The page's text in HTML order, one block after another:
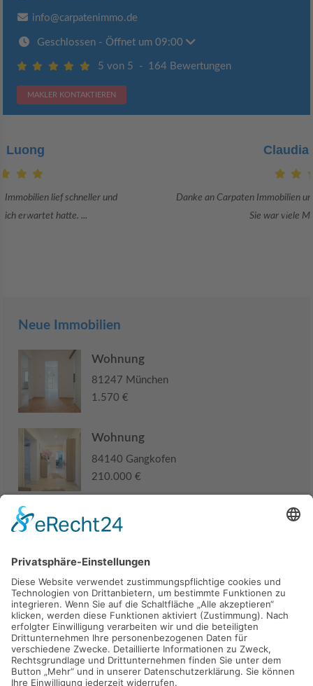
info@carpatenimmo.de
Geschlossen - Öffnet um 09:00
5 von 5 - 164 Bewertungen
MAKLER KONTAKTIEREN
Danke an Carpaten Immobilien und besonders an Frau Adriana Sarca.
Neue Immobilien
Wohnung
81247 München
1.570 €
Wohnung
84140 Gangkofen
210.000 €
Haus
285.000 €
Kaufen Verkaufen Mieten Vermieten